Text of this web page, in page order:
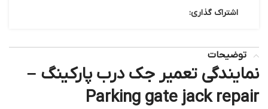
اشتراک گذاری:
توضیحات
نمایندگی تعمیر جک درب پارکینگ –
Parking gate jack repair